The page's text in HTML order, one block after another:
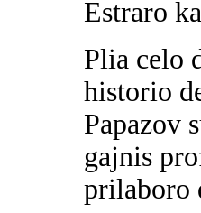
Estraro
Plia celo
historio
Papazov
gajnis
prilaboro